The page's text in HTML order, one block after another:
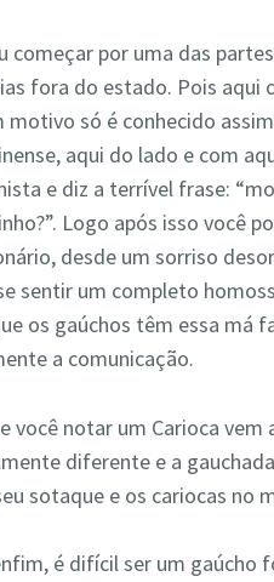
começar por uma das
fora do estado. Pois aqui
motivo só é conhecido
aqui do lado e com
e diz a terrível frase:
Logo após isso você
desde um sorriso
sentir um completo
os gaúchos têm essa má
a comunicação.
você notar um Carioca
diferente e a
sotaque e os cariocas no
é difícil ser um gaúcho